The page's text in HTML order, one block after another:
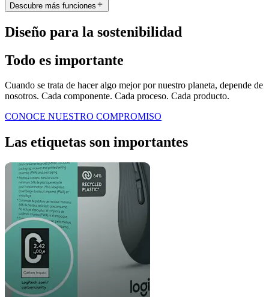
Descubre más funciones
Diseño para la sostenibilidad
Todo es importante
Cuando se trata de hacer algo mejor por nuestro planeta, depende de
nosotros. Cada componente. Cada proceso. Cada producto.
CONOCE NUESTRO COMPROMISO
Las etiquetas son importantes